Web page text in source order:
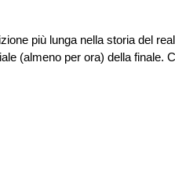
più lunga nella storia del
(almeno per ora) della finale.